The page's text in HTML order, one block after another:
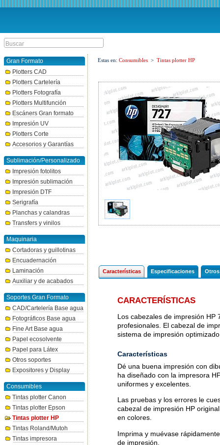
Gran Formato
Plotters CAD
Plotters Cartelería
Plotters Fotografía
Plotters Multifunción
Escáners Gran formato
Impresión UV
Plotters Corte
Accesorios y Garantías
Sublimación/Personalizado
Impresión fotolitos
Impresión sublimación
Impresión DTF
Serigrafía
Planchas y calandras
Transfers y vinilos
Maquinaria
Cortadoras y guillotinas
Encuadernación
Laminación
Auxiliar y de acabados
Soportes Gran Formato
CAD/Cartelería Base agua
Fotográficos Base agua
Fine Art Base agua
Papel ecosolvente
Papel para Látex
Otros soportes
Expositores y Display
Consumibles
Tintas plotter Canon
Tintas plotter Epson
Tintas plotter HP
Tintas Roland/Mutoh
Tintas impresora
Estas en: Consumibles > Tintas plotter HP
Características Especificaciones
CARACTERÍSTICAS
Los cabezales de impresión HP
profesionales. El cabezal de
sistema de impresión
Características
Dé una buena impresión con
ha diseñado con la impresora
uniformes y excelentes.
Las pruebas y los errores le
cabezal de impresión HP
en colores.
Imprima y muévase
de impresión.